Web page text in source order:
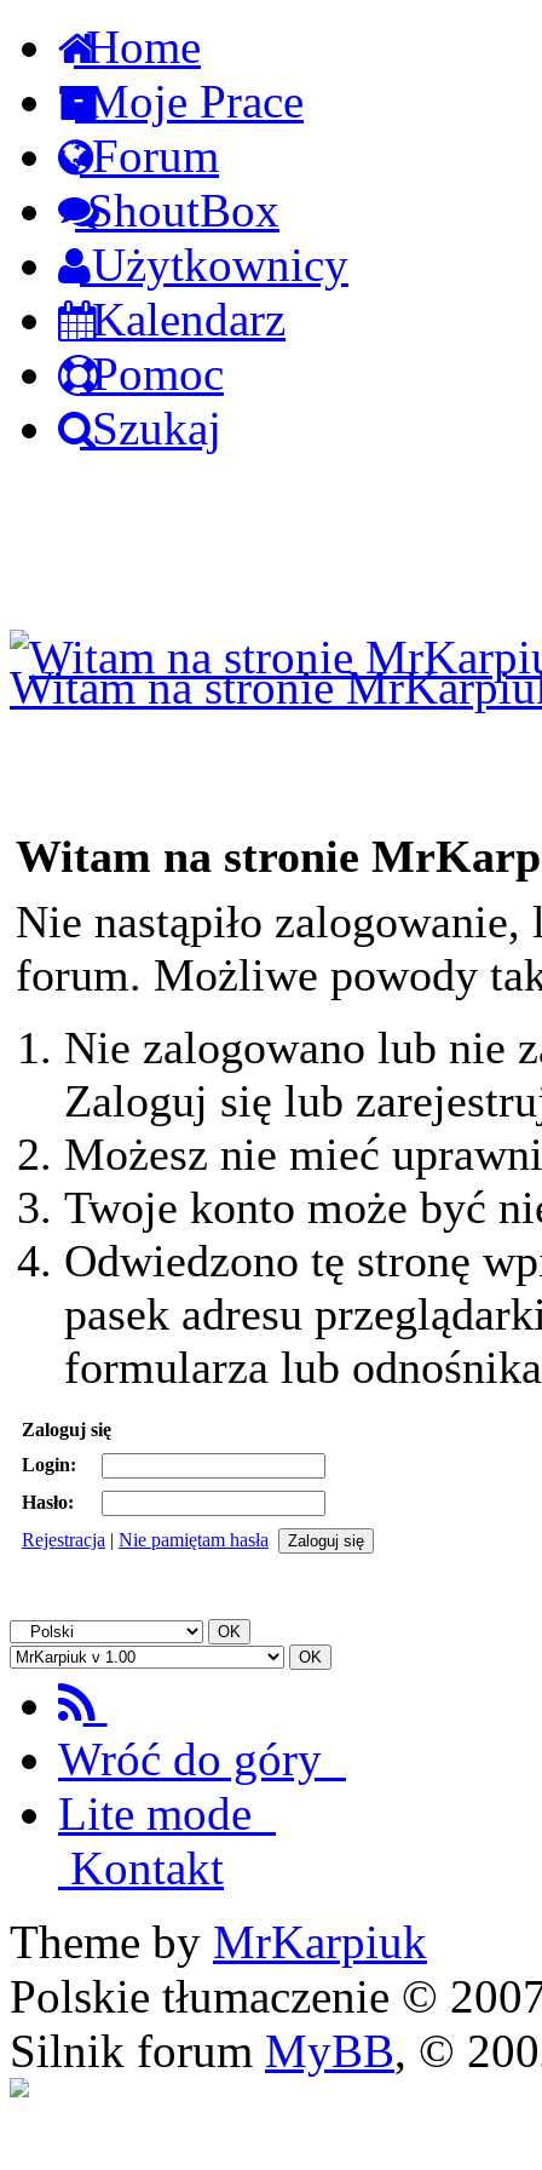
Home
Moje Prace
Forum
ShoutBox
Użytkownicy
Kalendarz
Pomoc
Szukaj
Witam na stronie
Witam na stronie
Nie nastąpiło
forum. Możliwe powody
Nie zalogowano lub nie
Zaloguj się lub
Możesz nie mieć
Twoje konto może być
Odwiedzono tę stronę
pasek adresu
formularza lub
Zaloguj się
Login:
Hasło:
Rejestracja | Nie pamiętam hasła
Wróć do góry
Lite mode
Kontakt
Theme by MrKarpiuk
Polskie tłumaczenie ©
Silnik forum MyBB, ©